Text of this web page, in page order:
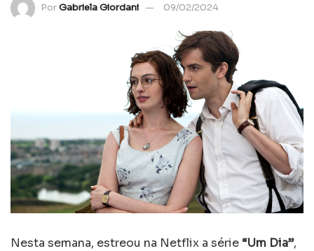
PorGabriela Giordani 09/02/2024
Nesta semana, estreou na Netflix a série “Um Dia”,